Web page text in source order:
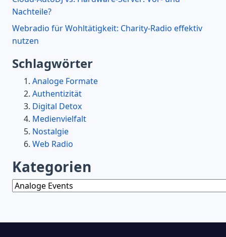
Nachteile?
Webradio für Wohltätigkeit: Charity-Radio effektiv
nutzen
Schlagwörter
Analoge Formate
Authentizität
Digital Detox
Medienvielfalt
Nostalgie
Web Radio
Kategorien
Kategorien